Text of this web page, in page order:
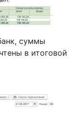
суммы
в итоговой